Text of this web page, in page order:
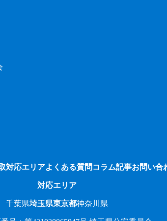
対応エリアよくある質問 コラム記事お問い合
対応エリア
千葉県埼玉県東京都神奈川県